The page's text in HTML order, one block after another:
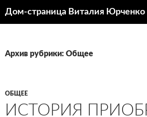
Дом-страница Виталия Юрченко
Архив рубрики: Общее
ОБЩЕЕ
ИСТОРИЯ